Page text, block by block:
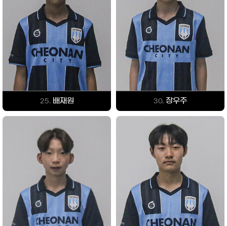
25.배재원 30. 장우주